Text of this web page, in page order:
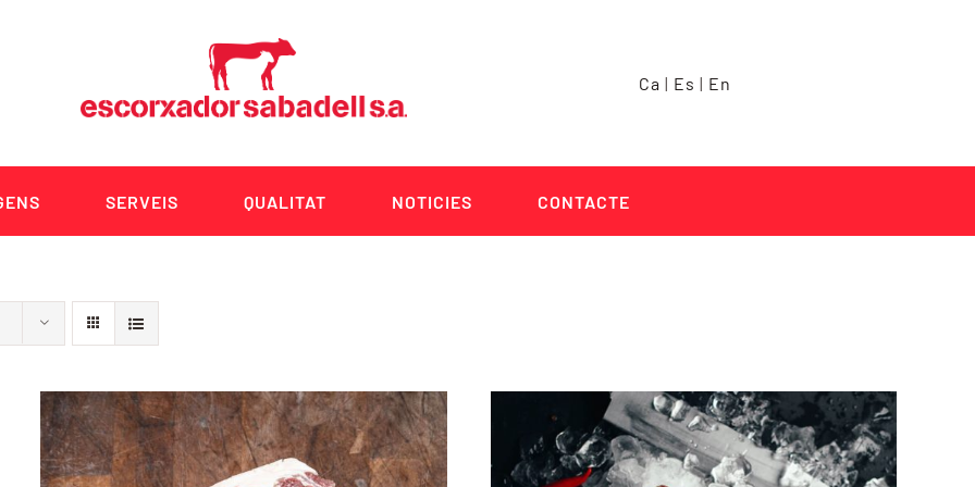
Ca | Es | En
SERVEIS QUALITAT NOTICIES CONTACTE